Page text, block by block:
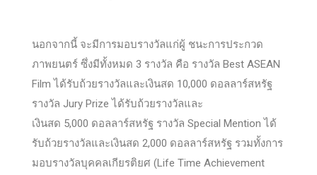
นอกจากนี้ จะมีการมอบรางวัลแก่ผู้ ชนะการประกวด
ภาพยนตร์ ซึ่งมีทั้งหมด 3 รางวัล คือ รางวัล Best ASEAN
Film ได้รับถ้วยรางวัลและเงินสด 10,000 ดอลลาร์สหรัฐ
รางวัล Jury Prize ได้รับถ้วยรางวัลและ
เงินสด 5,000 ดอลลาร์สหรัฐ รางวัล Special Mention ได้
รับถ้วยรางวัลและเงินสด 2,000 ดอลลาร์สหรัฐ รวมทั้งการ
มอบรางวัลบุคคลเกียรติยศ (Life Time Achievement